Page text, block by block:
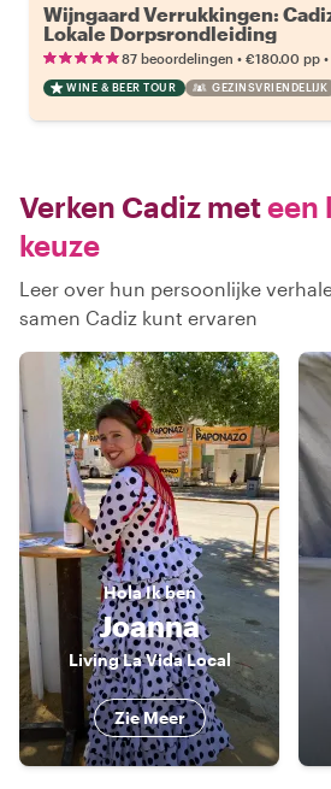
Wijngaard Verrukkingen:
Lokale Dorpsrondleiding
87 beoordelingen • €180.00 pp •
WINE & BEER TOUR GEZINSVRIENDELIJK
Verken Cadiz meteen
keuze
Leer over hun persoonlijke
samen Cadiz kunt ervaren
HolaIk ben
Joanna
Living La Vida Local
Zie Meer